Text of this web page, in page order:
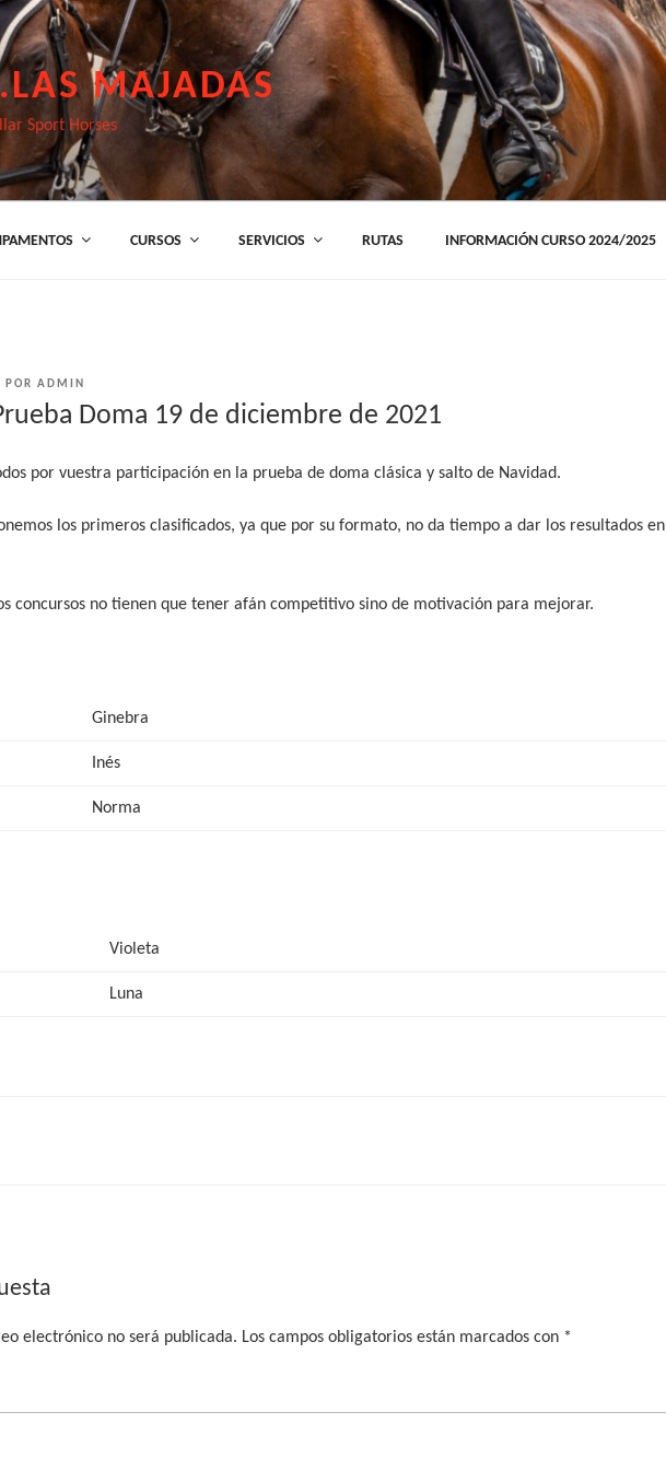
MAJADAS
Sport Horses
CURSOS SERVICIOS RUTAS INFORMACIÓN CURSO 2024/2025
POR ADMIN
Doma 19 de diciembre de 2021
por vuestra participación en la prueba de doma clásica y salto de Navidad.
los primeros clasificados, ya que por su formato, no da tiempo a dar los resultados en
concursos no tienen que tener afán competitivo sino de motivación para mejorar.
Ginebra
Inés
Norma
Violeta
Luna
electrónico no será publicada. Los campos obligatorios están marcados con *